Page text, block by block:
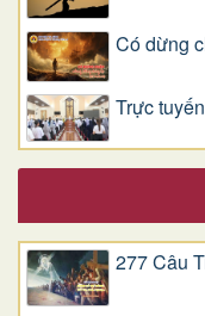
Có dừng
Trực
277 Câu